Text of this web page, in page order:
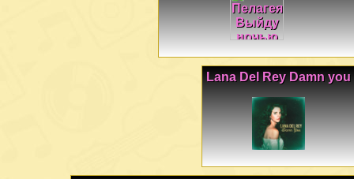
Lana Del Rey Damn you